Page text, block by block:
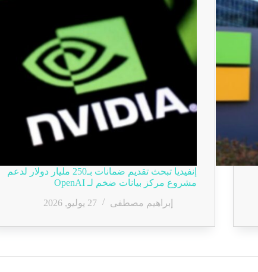
إنفيديا تبحث تقديم ضمانات بـ250 مليار دولار لدعم
مشروع مركز بيانات ضخم لـ OpenAI
إبراهيم مصطفى
27 يوليو, 2026